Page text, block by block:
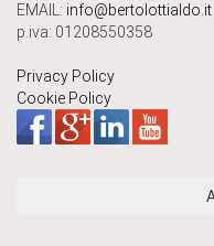
EMAIL: info@bertolottialdo.it
p.iva: 01208550358
Privacy Policy
Cookie Policy